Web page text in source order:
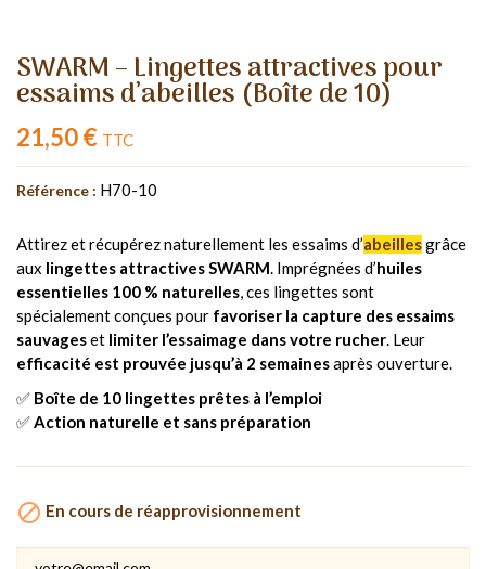
SWARM – Lingettes attractives pour
essaims d’abeilles (Boîte de 10)
21,50 € TTC
Référence : H70-10
Attirez et récupérez naturellement les essaims d’abeillesgrâce
aux lingettes attractives SWARM. Imprégnées d’huiles
essentielles 100 % naturelles, ces lingettes sont
spécialement conçues pour favoriser la capture des essaims
sauvageset limiter l’essaimage dans votre rucher. Leur
efficacité est prouvée jusqu’à 2 semainesaprès ouverture.
✅ Boîte de 10 lingettes prêtes à l’emploi
✅Action naturelle et sans préparation
 En cours de réapprovisionnement